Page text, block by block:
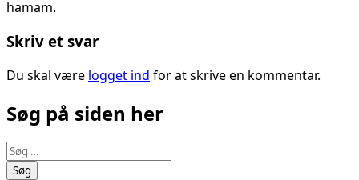
hamam.
Skriv et svar
Du skal være logget ind for at skrive en kommentar.
Søg på siden her
Søg
efter: